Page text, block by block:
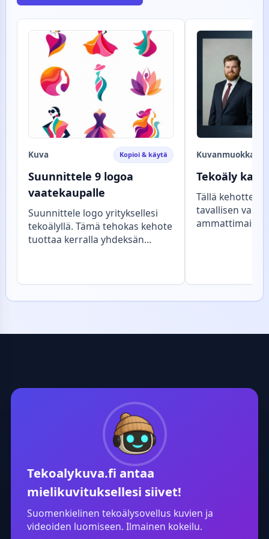
Kuva Kopioi & käytä
Suunnittele 9 logoa
vaatekaupalle
Suunnittele logo yrityksellesi
tekoälyllä. Tämä tehokas kehote
tuottaa kerralla yhdeksän
korostavat värikkäitä
samaa rakennetta mille tahansa
kauneudenhoito, ja saat heti
Kuvanmuokkaus
Tekoäly
Tällä
tavallisen
karikatyyri,
Tekoalykuva.fi antaa
mielikuvituksellesi siivet!
Suomenkielinen tekoälysovellus kuvien ja
videoiden luomiseen. Ilmainen kokeilu.